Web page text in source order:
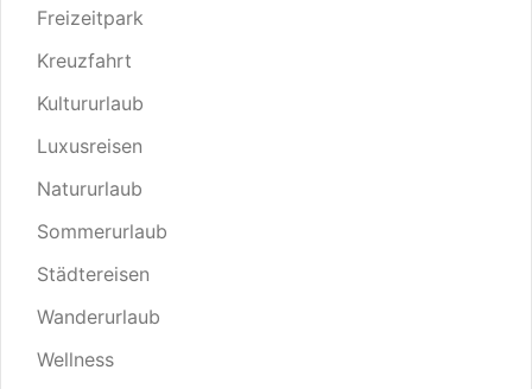
Freizeitpark
Kreuzfahrt
Kultururlaub
Luxusreisen
Natururlaub
Sommerurlaub
Städtereisen
Wanderurlaub
Wellness